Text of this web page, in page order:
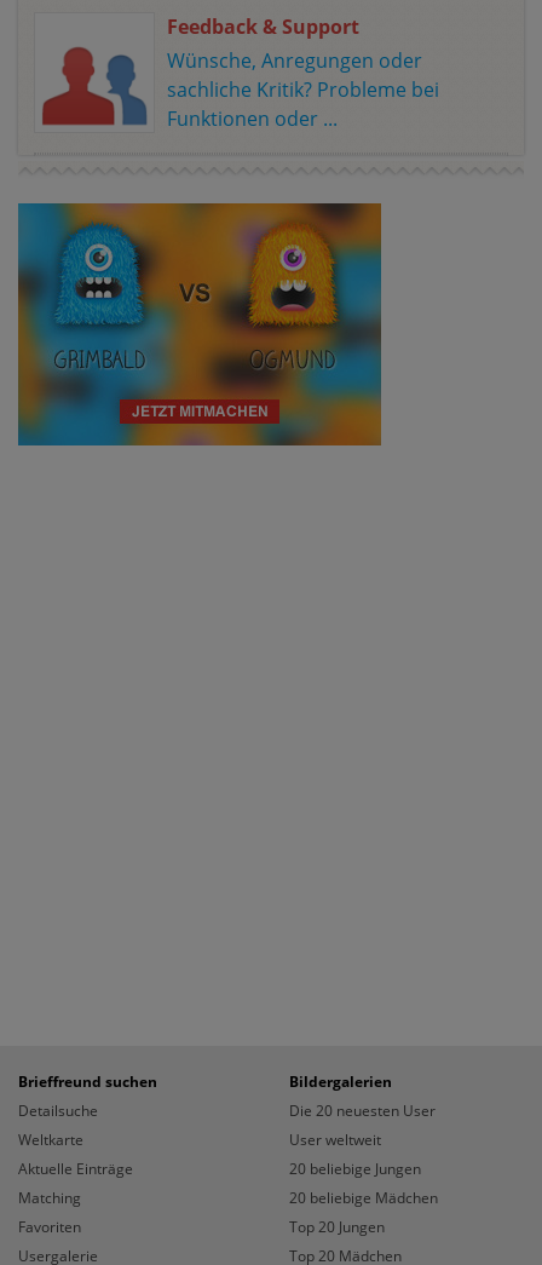
Feedback & Support
Wünsche, Anregungen oder
sachliche Kritik? Probleme bei
Funktionen oder ...
Brieffreund suchen
Detailsuche
Weltkarte
Aktuelle Einträge
Matching
Favoriten
Usergalerie
Bildergalerien
Die 20 neuesten User
User weltweit
20 beliebige Jungen
20 beliebige Mädchen
Top 20 Jungen
Top 20 Mädchen